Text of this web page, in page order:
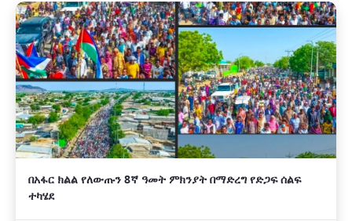
በአፋር ክልል የለውጡን 8ኛ ዓመት ምክንያት በማድረግ የድጋፍ ሰልፍ
ተካሄደ